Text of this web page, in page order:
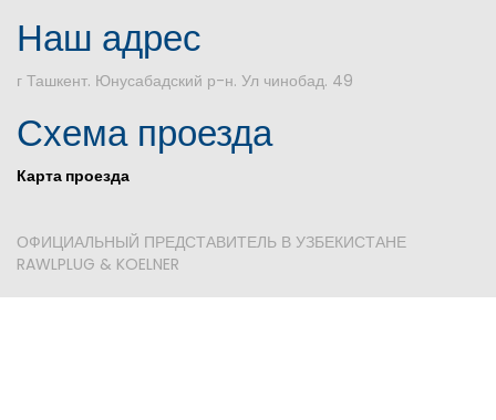
Наш адрес
г Ташкент. Юнусабадский р-н. Ул чинобад. 49
Схема проезда
Карта проезда
ОФИЦИАЛЬНЫЙ ПРЕДСТАВИТЕЛЬ В УЗБЕКИСТАНЕ
RAWLPLUG & KOELNER